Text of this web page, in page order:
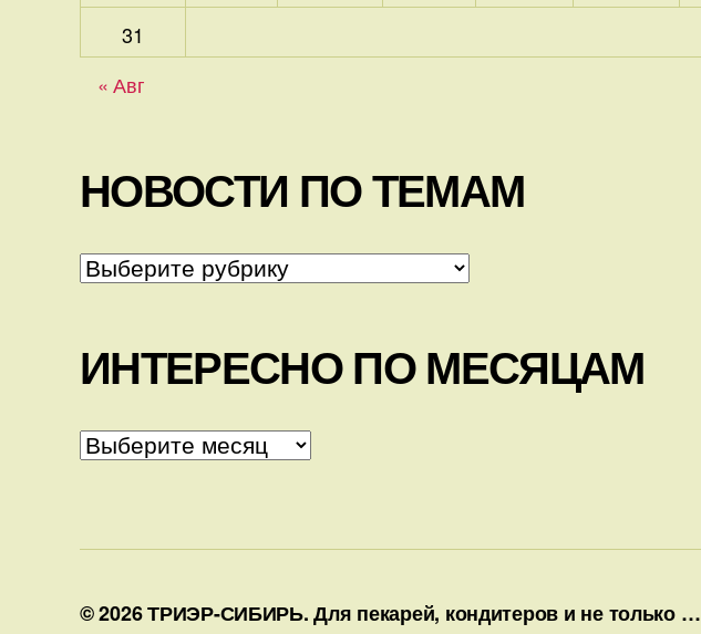
31
« Авг
НОВОСТИ ПО ТЕМАМ
НОВОСТИ
ПО
ИНТЕРЕСНО ПО МЕСЯЦАМ
ИНТЕРЕСНО
ПО
© 2026ТРИЭР-СИБИРЬ. Для пекарей, кондитеров и не только …